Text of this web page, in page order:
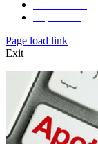
Toggle
Sliding
Page load link
Exit